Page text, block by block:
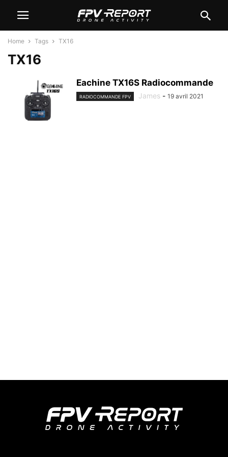
Home Tags TX16
TX16
Eachine TX16S Radiocommande
RADIOCOMMANDE FPV James - 19 avril 2021